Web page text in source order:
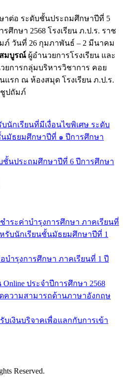
าต่อ ระดับชั้นประถมศึกษาปีที่ 5
กษา 2568 โรงเรียน ภ.ป.ร. ราช
ภ์ วันที่ 26 กุมภาพันธ์ – 2 มีนาคม
มบูรณ์ ผู้อำนวยการโรงเรียน และ
ยการกลุ่มบริหารวิชาการ คอย
รก ณ ห้องสมุด โรงเรียน ภ.ป.ร.
ปถัมภ์
บนักเรียนที่มีเงื่อนไขพิเศษ ระดับ
มัธยมศึกษาปีที่ ๑ ปีการศึกษา
ชั้นประถมศึกษาปีที่ 6 ปีการศึกษา
ชำระค่าบำรุงการศึกษา ภาคเรียนที่
รับนักเรียนชั้นมัธยมศึกษาปีที่ 1
บำรุงการศึกษา ภาคเรียนที่ 1 ปี
ประจำปีการศึกษา 2568
ความสามารถด้านภาษาอังกฤษ
เงินบริจาคเพื่อแลกกับการเข้า
Reserved.